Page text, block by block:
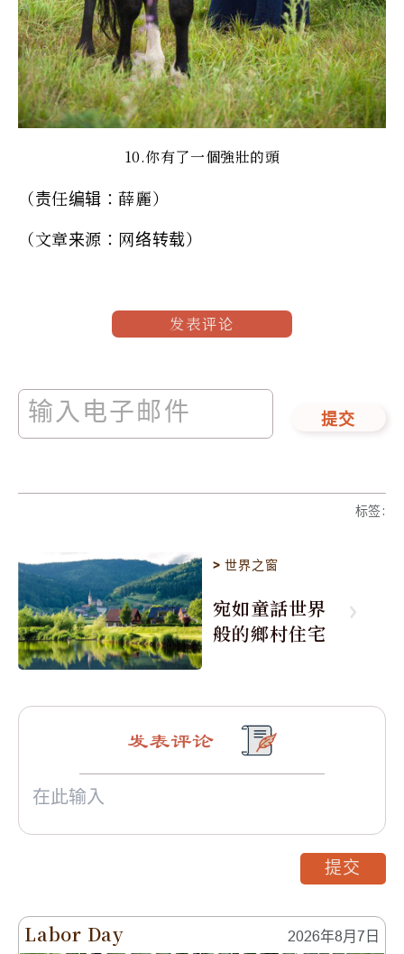
10.你有了一個強壯的頭
（责任编辑：薛麗）
（文章来源：网络转载）
发表评论
提交
标签:
>世界之窗
宛如童話世界
般的鄉村住宅
Labor Day 2026年8月7日
发表评论
提交